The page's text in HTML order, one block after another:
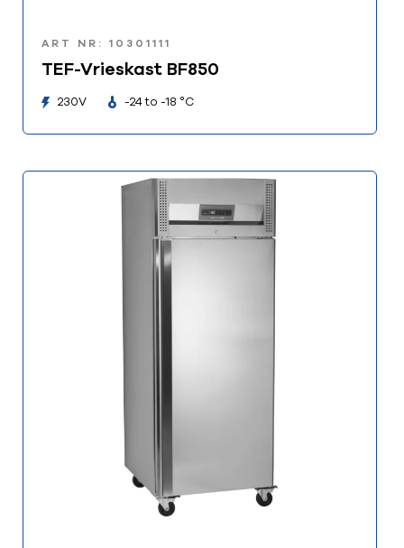
ART NR: 10301111
TEF-Vrieskast BF850
230V -24 to -18 °C